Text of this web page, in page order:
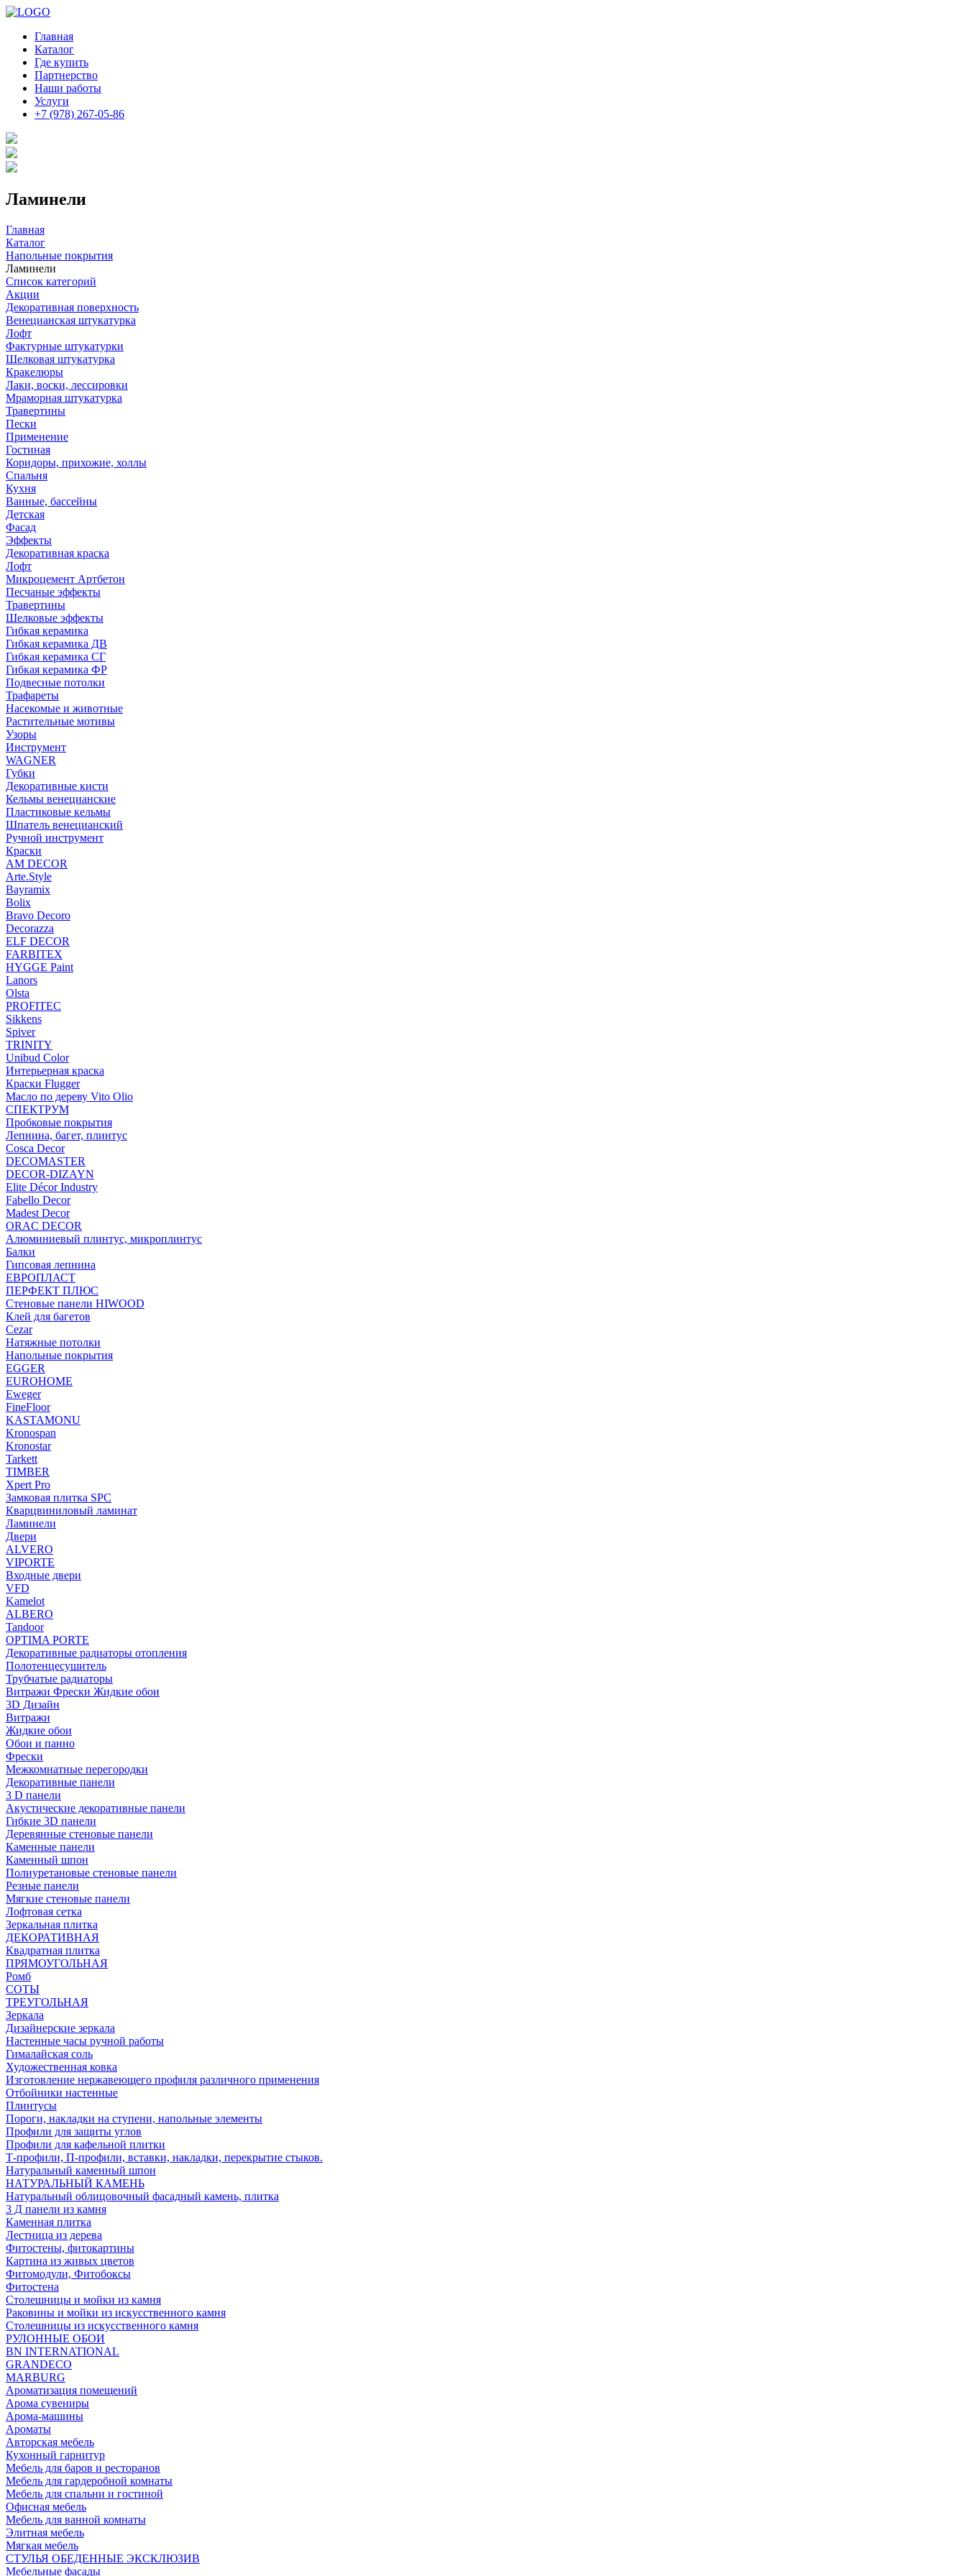
Главная
Каталог
Где купить
Партнерство
Наши работы
Услуги
+7 (978) 267-05-86
Ламинели
Главная
Каталог
Напольные покрытия
Ламинели
Список категорий
Акции
Декоративная поверхность
Венецианская штукатурка
Лофт
Фактурные штукатурки
Шелковая штукатурка
Кракелюры
Лаки, воски, лессировки
Мраморная штукатурка
Травертины
Пески
Применение
Гостиная
Коридоры, прихожие, холлы
Спальня
Кухня
Ванные, бассейны
Детская
Фасад
Эффекты
Декоративная краска
Лофт
Микроцемент Артбетон
Песчаные эффекты
Травертины
Шелковые эффекты
Гибкая керамика
Гибкая керамика ДВ
Гибкая керамика СГ
Гибкая керамика ФР
Подвесные потолки
Трафареты
Насекомые и животные
Растительные мотивы
Узоры
Инструмент
WAGNER
Губки
Декоративные кисти
Кельмы венецианские
Пластиковые кельмы
Шпатель венецианский
Ручной инструмент
Краски
AM DECOR
Arte.Style
Bayramix
Bolix
Bravo Decoro
Decorazza
ELF DECOR
FARBITEX
HYGGE Paint
Lanors
Olsta
PROFITEC
Sikkens
Spiver
TRINITY
Unibud Color
Интерьерная краска
Краски Flugger
Масло по дереву Vito Olio
СПЕКТРУМ
Пробковые покрытия
Лепнина, багет, плинтус
Cosca Decor
DECOMASTER
DECOR-DIZAYN
Elite Décor Industry
Fabello Decor
Madest Decor
ORAC DECOR
Алюминиевый плинтус, микроплинтус
Балки
Гипсовая лепнина
ЕВРОПЛАСТ
ПЕРФЕКТ ПЛЮС
Стеновые панели HIWOOD
Клей для багетов
Cezar
Натяжные потолки
Напольные покрытия
EGGER
EUROHOME
Eweger
FineFloor
KASTAMONU
Kronospan
Kronostar
Tarkett
TIMBER
Xpert Pro
Замковая плитка SPC
Кварцвиниловый ламинат
Ламинели
Двери
ALVERO
VIPORTE
Входные двери
VFD
Kamelot
ALBERO
Tandoor
OPTIMA PORTE
Декоративные радиаторы отопления
Полотенцесушитель
Трубчатые радиаторы
Витражи Фрески Жидкие обои
3D Дизайн
Витражи
Жидкие обои
Обои и панно
Фрески
Межкомнатные перегородки
Декоративные панели
3 D панели
Акустические декоративные панели
Гибкие 3D панели
Деревянные стеновые панели
Каменные панели
Каменный шпон
Полиуретановые стеновые панели
Резные панели
Мягкие стеновые панели
Лофтовая сетка
Зеркальная плитка
ДЕКОРАТИВНАЯ
Квадратная плитка
ПРЯМОУГОЛЬНАЯ
Ромб
СОТЫ
ТРЕУГОЛЬНАЯ
Зеркала
Дизайнерские зеркала
Настенные часы ручной работы
Гималайская соль
Художественная ковка
Изготовление нержавеющего профиля различного применения
Отбойники настенные
Плинтусы
Пороги, накладки на ступени, напольные элементы
Профили для защиты углов
Профили для кафельной плитки
Т-профили, П-профили, вставки, накладки, перекрытие стыков.
Натуральный каменный шпон
НАТУРАЛЬНЫЙ КАМЕНЬ
Натуральный облицовочный фасадный камень, плитка
3 Д панели из камня
Каменная плитка
Лестница из дерева
Фитостены, фитокартины
Картина из живых цветов
Фитомодули, Фитобоксы
Фитостена
Столешницы и мойки из камня
Раковины и мойки из искусственного камня
Столешницы из искусственного камня
РУЛОННЫЕ ОБОИ
BN INTERNATIONAL
GRANDECO
MARBURG
Ароматизация помещений
Арома сувениры
Арома-машины
Ароматы
Авторская мебель
Кухонный гарнитур
Мебель для баров и ресторанов
Мебель для гардеробной комнаты
Мебель для спальни и гостиной
Офисная мебель
Мебель для ванной комнаты
Элитная мебель
Мягкая мебель
СТУЛЬЯ ОБЕДЕННЫЕ ЭКСКЛЮЗИВ
Мебельные фасады